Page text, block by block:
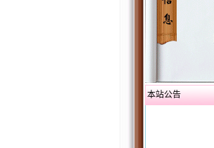
本站公告